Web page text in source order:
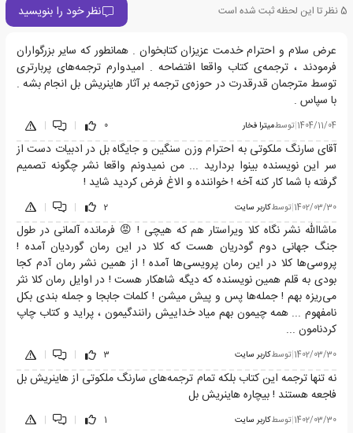
5 نظر تا این لحظه ثبت شده است نظر خود را بنویسید
عرض سلام و احترام خدمت عزیزان کتابخوان . همانطور که سایر بزرگواران
فرمودند ، ترجمه‌ی کتاب واقعا افتضاحه . امیدوارم ترجمه‌های پربارتری
توسط مترجمان قدرقدرت در حوزه‌ی ترجمه بر آثار هاینریش بل انجام بشه .
با سپاس .
1404/11/04
|توسطمیترا فخار 0
|
|
آقای سارنگ ملکوتی به احترام وزن سنگین و جایگاه بل در ادبیات دست از
سر این نویسنده بینوا بردارید ... من نمیدونم واقعا نشر چگونه تصمیم
گرفته با شما کار کنه آخه ! خواننده و الاغ فرض کردید شاید !
1402/03/30
|توسطکاربر سایت 2
|
|
ماشاالله نشر نگاه کلا ویراستار هم که هیچی ! 😡 فرمانده آلمانی در طول
جنگ جهانی دوم گودریان هست که کلا در این رمان گوردیان آمده !
پروسی‌ها کلا در این رمان پرویسی‌ها آمده ! از همین نشر رمان آدم کجا
بودی به قلم همین نویسنده که دیگه شاهکار هست ! در اوایل رمان کلا نثر
می‌ریزه بهم ! جمله‌ها پس و پیش میشن ! کلمات جابجا و جمله بندی بکل
نامفهوم ... همه چیمون بهم میاد خداییش رانندگیمون ، پراید و کتاب چاپ
کردنامون ...
1402/03/30
|توسطکاربر سایت 3
|
|
نه تنها ترجمه این کتاب بلکه تمام ترجمه‌های سارنگ ملکوتی از هاینریش بل
فاجعه هستند ! بیچاره هاینریش بل
1402/03/30
|توسطکاربر سایت 1
|
|